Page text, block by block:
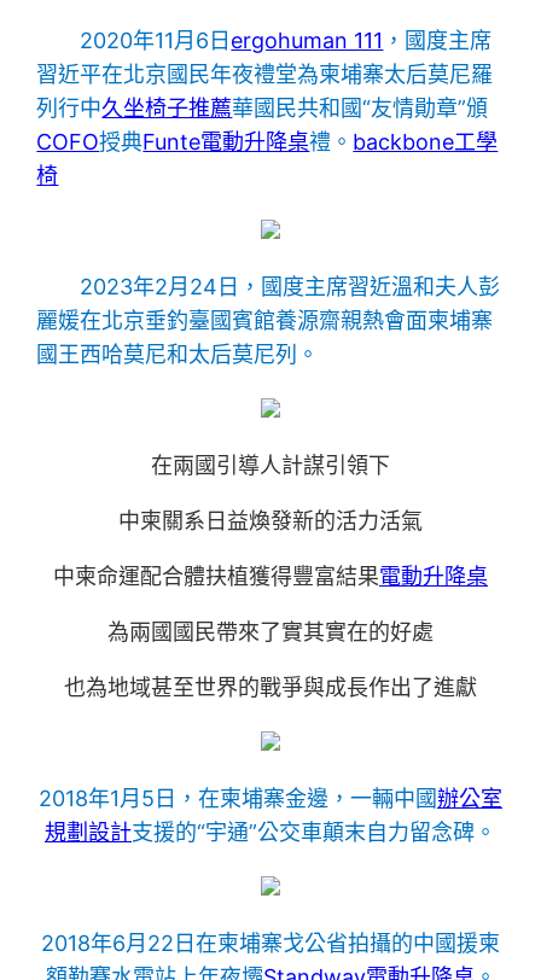
2020年11月6日 ergohuman 111 ，國度主席
習近平在北京國民年夜禮堂為柬埔寨太后莫尼羅
列行中久坐椅子推薦華國民共和國“友情勛章”頒
COFO授典Funte電動升降桌禮。 backbone工學
椅
2023年2月24日，國度主席習近溫和夫人彭
麗媛在北京垂釣臺國賓館養源齋親熱會面柬埔寨
國王西哈莫尼和太后莫尼列。
在兩國引導人計謀引領下
中柬關系日益煥發新的活力活氣
中柬命運配合體扶植獲得豐富結果電動升降桌
為兩國國民帶來了實其實在的好處
也為地域甚至世界的戰爭與成長作出了進獻
2018年1月5日，在柬埔寨金邊，一輛中國辦公室
規劃設計支援的“宇通”公交車顛末自力留念碑。
2018年6月22日在柬埔寨戈公省拍攝的中國援柬